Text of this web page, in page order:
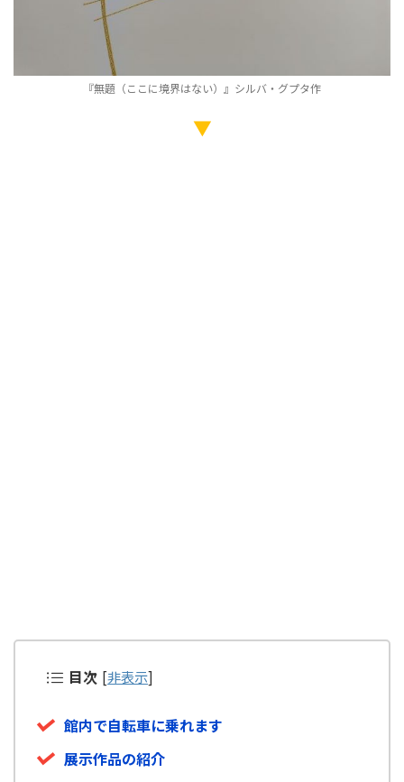
『無題（ここに境界はない）』シルバ・グプタ作
▼
目次 [非表示]
館内で自転車に乗れます
展示作品の紹介